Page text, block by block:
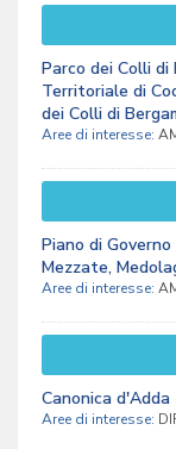
Parco dei Colli
Territoriale di
dei Colli di
Aree di interesse:
Piano di
Mezzate,
Aree di interesse:
Canonica
Aree di interesse: